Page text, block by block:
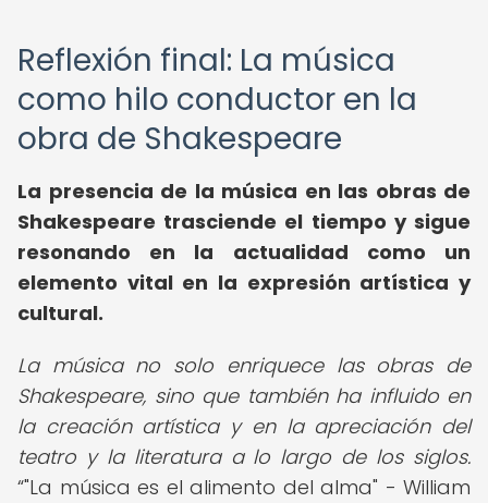
Reflexión final: La música
como hilo conductor en la
obra de Shakespeare
La presencia de la música en las obras de
Shakespeare trasciende el tiempo y sigue
resonando en la actualidad como un
elemento vital en la expresión artística y
cultural.
La música no solo enriquece las obras de
Shakespeare, sino que también ha influido en
la creación artística y en la apreciación del
teatro y la literatura a lo largo de los siglos.
"La música es el alimento del alma" - William